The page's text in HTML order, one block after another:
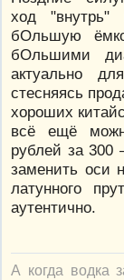
ход "внутрь"
бОльшую
бОльшими
актуально
стесняясь
хороших
всё ещё
рублей за 300
заменить оси
латунного
аутентично.
А когда водка